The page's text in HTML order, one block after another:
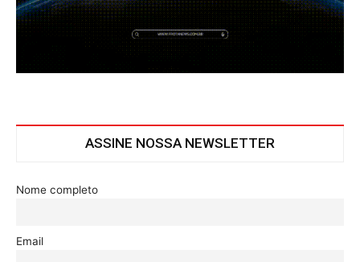
ASSINE NOSSA NEWSLETTER
Nome completo
Email